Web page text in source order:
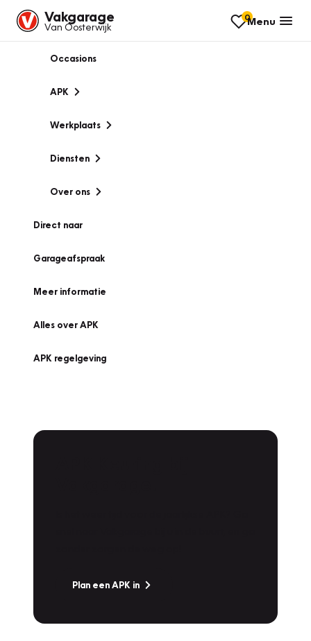
Vakgarage
Van Oosterwijk
0Menu
Occasions
APK
Werkplaats
Diensten
Over ons
Direct naar
Garageafspraak
Meer informatie
Alles over APK
APK regelgeving
Plan een APK in